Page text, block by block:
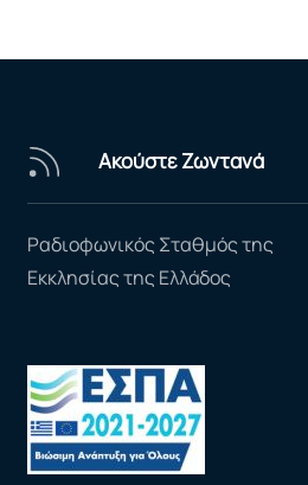
Ακούστε Ζωντανά
Ραδιοφωνικός Σταθμός της
Εκκλησίας της Ελλάδος